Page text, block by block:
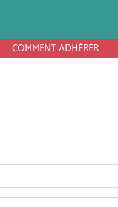
COMMENT ADHÉRER